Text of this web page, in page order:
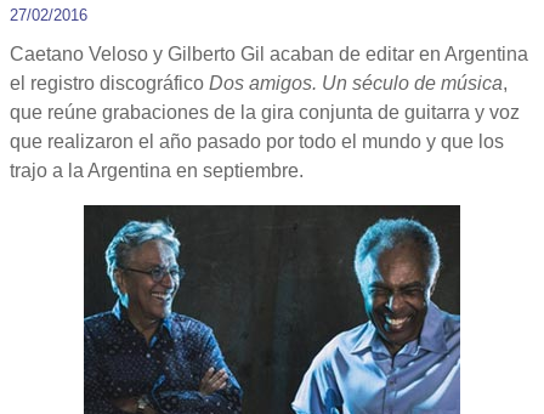
27/02/2016
Caetano Veloso y Gilberto Gil acaban de editar en Argentina
el registro discográfico Dos amigos. Un século de música,
que reúne grabaciones de la gira conjunta de guitarra y voz
que realizaron el año pasado por todo el mundo y que los
trajo a la Argentina en septiembre.